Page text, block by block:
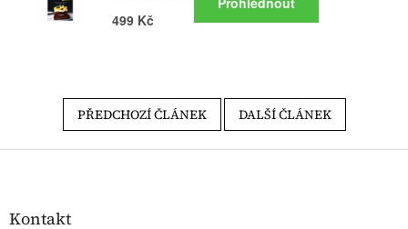
PŘEDCHOZÍ ČLÁNEK DALŠÍ ČLÁNEK
Zápatí
Kontakt